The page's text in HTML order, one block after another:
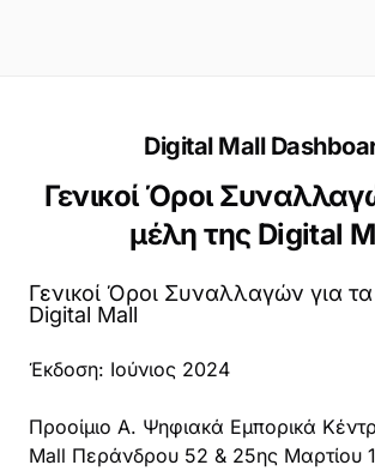
Digital Mall
Γενικοί Όροι
μέλη της Digital
Γενικοί Όροι Συναλλαγών για
Digital Mall
Έκδοση: Ιούνιος 2024
Προοίμιο A. Ψηφιακά Εμπορικά
Mall Περάνδρου 52 & 25ης Μαρτίου